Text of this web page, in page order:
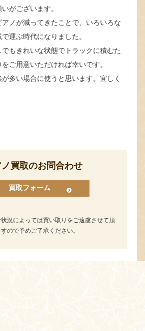
がございます。
ノが減ってきたことで、いろいろな
運ぶ時代になりました。
もきれいな状態でトラックに積むた
ご用意いただければ幸いです。
多い場合に使うと思います。宜しく
ノ買取のお問合わせ
買取フォーム
況によっては買い取りをご遠慮させて頂
ので予めご了承ください。